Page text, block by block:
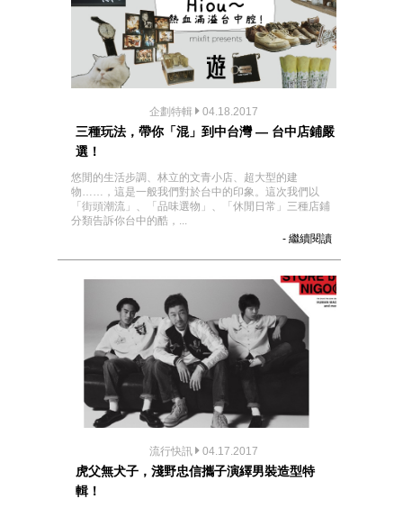
企劃特輯 04.18.2017
三種玩法，帶你「混」到中台灣 — 台中店鋪嚴
選！
悠閒的生活步調、林立的文青小店、超大型的建
物……，這是一般我們對於台中的印象。這次我們以
「街頭潮流」、「品味選物」、「休閒日常」三種店鋪
分類告訴你台中的酷，...
- 繼續閱讀
流行快訊 04.17.2017
虎父無犬子，淺野忠信攜子演繹男裝造型特
輯！